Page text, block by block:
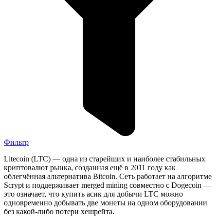
Фильтр
Litecoin (LTC) — одна из старейших и наиболее стабильных
криптовалют рынка, созданная ещё в 2011 году как
облегчённая альтернатива Bitcoin. Сеть работает на алгоритме
Scrypt и поддерживает merged mining совместно с Dogecoin —
это означает, что купить асик для добычи LTC можно
одновременно добывать две монеты на одном оборудовании
без какой-либо потери хешрейта.